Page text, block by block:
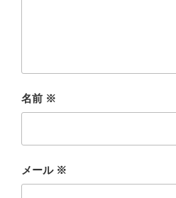
名前 ※
メール ※